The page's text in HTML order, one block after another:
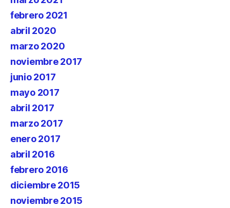
febrero 2021
abril 2020
marzo 2020
noviembre 2017
junio 2017
mayo 2017
abril 2017
marzo 2017
enero 2017
abril 2016
febrero 2016
diciembre 2015
noviembre 2015